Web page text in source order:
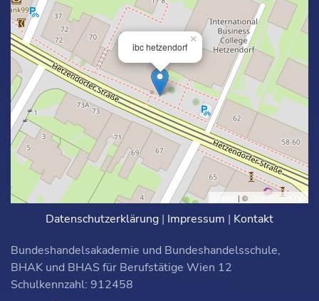
ibc hetzendorf
×
Leaflet | © OpenStreetMap
Datenschutzerklärung | Impressum | Kontakt
Bundeshandelsakademie und Bundeshandelsschule,
BHAK und BHAS für Berufstätige Wien 12
Schulkennzahl: 912458